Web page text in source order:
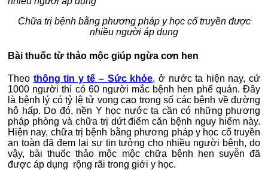
Chữa trị bệnh bằng phương pháp y học cổ truyền được
nhiều người áp dụng
Bài thuốc từ thảo mộc giúp ngừa cơn hen
Theo thông tin y tế – Sức khỏe, ở nước ta hiện nay, cứ
1000 người thì có 60 người mắc bệnh hen phế quản. Đây
là bệnh lý có tỷ lệ tử vong cao trong số các bệnh về đường
hô hấp. Do đó, nền Y học nước ta cần có những phương
pháp phòng và chữa trị dứt điểm căn bệnh nguy hiểm này.
Hiện nay, chữa trị bệnh bằng phương pháp y học cổ truyền
an toàn đã đem lại sự tin tưởng cho nhiều người bệnh, do
vậy, bài thuốc thảo mộc mộc chữa bệnh hen suyễn đã
được áp dụng rộng rãi trong giới y học.